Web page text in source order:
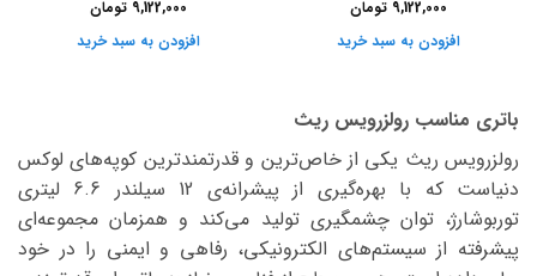
9,122,000 تومان
افزودن به سبد خرید
9,122,000 تومان
افزودن به سبد خرید
باتری مناسب رولزرویس ریث
رولزرویس ریث یکی از خاص‌ترین و قدرتمندترین کوپه‌های لوکس
دنیاست که با بهره‌گیری از پیشرانه‌ی 12 سیلندر 6.6 لیتری
توربوشارژ، توان چشمگیری تولید می‌کند و همزمان مجموعه‌ای
پیشرفته از سیستم‌های الکترونیکی، رفاهی و ایمنی را در خود